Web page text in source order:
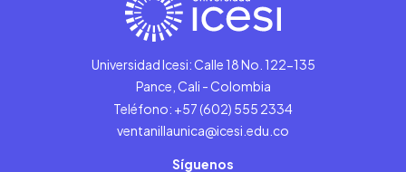
Universidad Icesi: Calle 18 No. 122-135
Pance, Cali - Colombia
Teléfono: +57 (602) 555 2334
ventanillaunica@icesi.edu.co
Síguenos